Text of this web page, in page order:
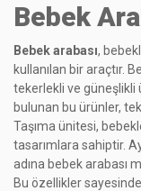
Bebek
Bebek arabası,
kullanılan bir araçtır.
tekerlekli ve güneşlikli
bulunan bu ürünler,
Taşıma ünitesi,
tasarımlara sahiptir.
adına bebek arabası
Bu özellikler